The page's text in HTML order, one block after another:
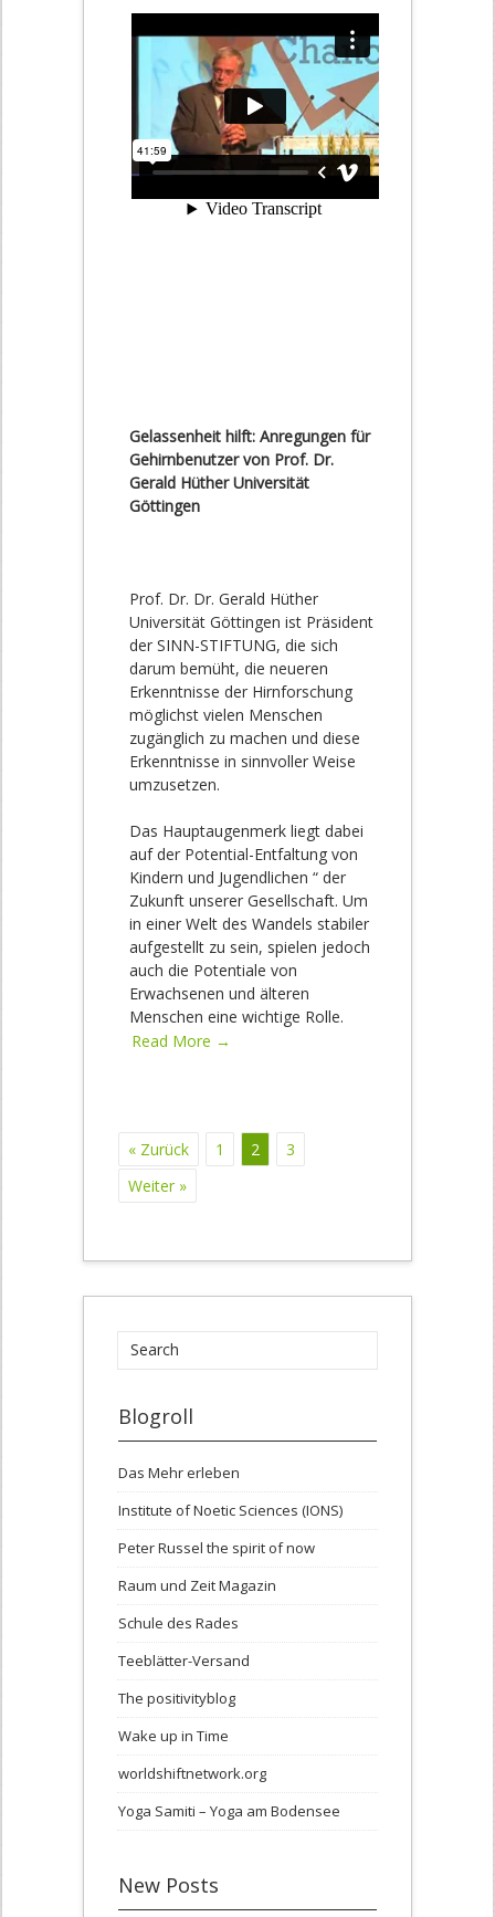
Gelassenheit hilft: Anregungen für
Gehirnbenutzer von Prof. Dr.
Gerald Hüther Universität
Göttingen
Prof. Dr. Dr. Gerald Hüther
Universität Göttingen ist Präsident
der SINN-STIFTUNG, die sich
darum bemüht, die neueren
Erkenntnisse der Hirnforschung
möglichst vielen Menschen
zugänglich zu machen und diese
Erkenntnisse in sinnvoller Weise
umzusetzen.
Das Hauptaugenmerk liegt dabei
auf der Potential-Entfaltung von
Kindern und Jugendlichen “ der
Zukunft unserer Gesellschaft. Um
in einer Welt des Wandels stabiler
aufgestellt zu sein, spielen jedoch
auch die Potentiale von
Erwachsenen und älteren
Menschen eine wichtige Rolle.
Read More →
« Zurück 1 2
3
Weiter »
Blogroll
Das Mehr erleben
Institute of Noetic Sciences (IONS)
Peter Russel the spirit of now
Raum und Zeit Magazin
Schule des Rades
Teeblätter-Versand
The positivityblog
Wake up in Time
worldshiftnetwork.org
Yoga Samiti – Yoga am Bodensee
New Posts